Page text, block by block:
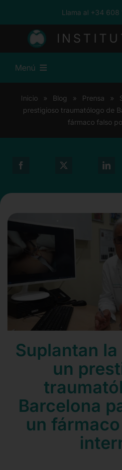
contenido
Llama al +34
Menú
Ramón Cugat
Pacientes Internacionales
Contacto
Inicio » Blog » Prensa »
prestigioso traumatólogo de
fármaco falso
Suplantan
un
Barcelona
un